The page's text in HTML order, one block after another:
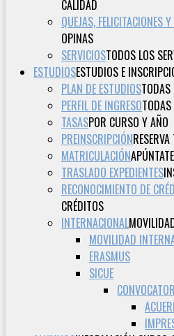
CALIDAD
QUEJAS, FELICITACIONES
OPINAS
SERVICIOSTODOS LOS
ESTUDIOSESTUDIOS E
PLAN DE ESTUDIOS
PERFIL DE INGRESO
TASASPOR CURSO Y AÑO
PREINSCRIPCIÓN
MATRICULACIÓNAPÚNTATE
TRASLADO EXPEDIENTES
RECONOCIMIENTO DE
CRÉDITOS
INTERNACIONAL
MOVILIDAD
ERASMUS
SICUE